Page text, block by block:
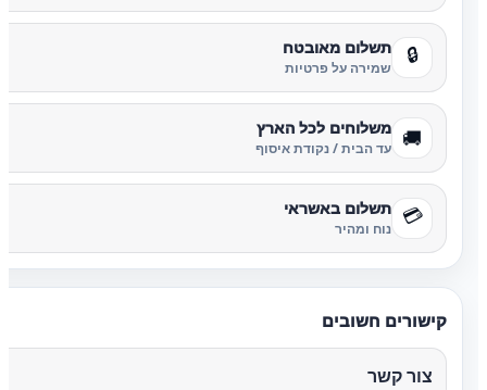
🔒 תשלום מאובטח
שמירה על פרטיות
🚚 משלוחים לכל הארץ
עד הבית / נקודת איסוף
💳 תשלום באשראי
נוח ומהיר
קישורים חשובים
צור קשר